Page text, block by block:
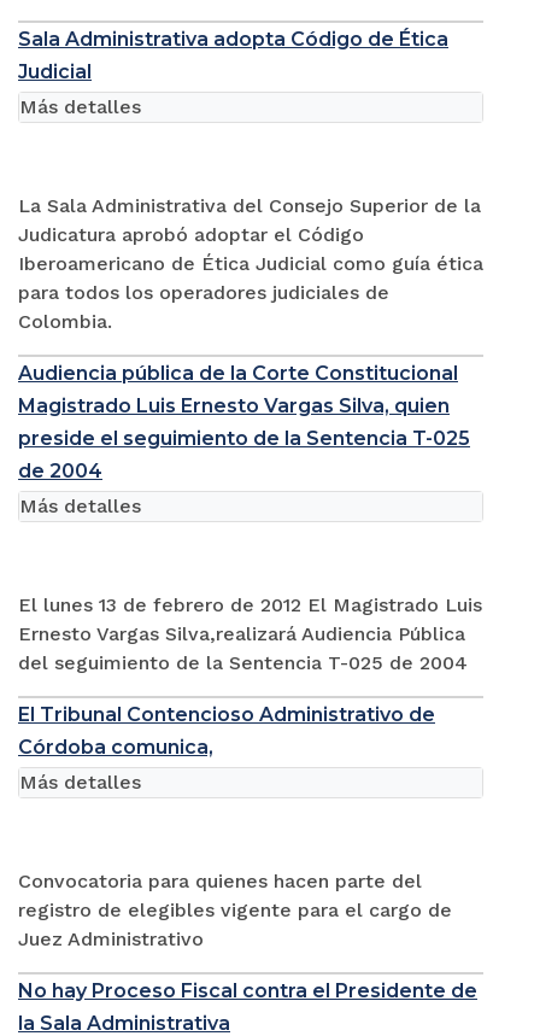
Sala Administrativa adopta Código de Ética
Judicial
La Sala Administrativa del Consejo Superior de la
Judicatura aprobó adoptar el Código
Iberoamericano de Ética Judicial como guía ética
para todos los operadores judiciales de
Colombia.
Más detalles
Audiencia pública de la Corte Constitucional
Magistrado Luis Ernesto Vargas Silva, quien
preside el seguimiento de la Sentencia T-025
de 2004
El lunes 13 de febrero de 2012 El Magistrado Luis
Ernesto Vargas Silva,realizará Audiencia Pública
del seguimiento de la Sentencia T-025 de 2004
Más detalles
El Tribunal Contencioso Administrativo de
Córdoba comunica,
Convocatoria para quienes hacen parte del
registro de elegibles vigente para el cargo de
Juez Administrativo
Más detalles
No hay Proceso Fiscal contra el Presidente de
la Sala Administrativa